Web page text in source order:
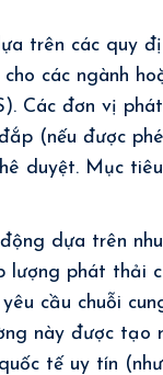
trên các quy
các ngành
Các đơn vị phát
(nếu được
duyệt. Mục tiêu
dựa trên nhu
lượng phát thải
cầu chuỗi
này được tạo
tế uy tín (như